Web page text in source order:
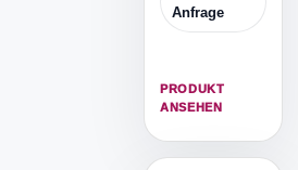
reduzierte
ISSF
um von 5m
Distanz zu
Anfrage
PRODUKT
ANSEHEN